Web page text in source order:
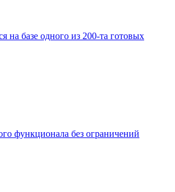
на базе одного из 200-та готовых
функционала без ограничений